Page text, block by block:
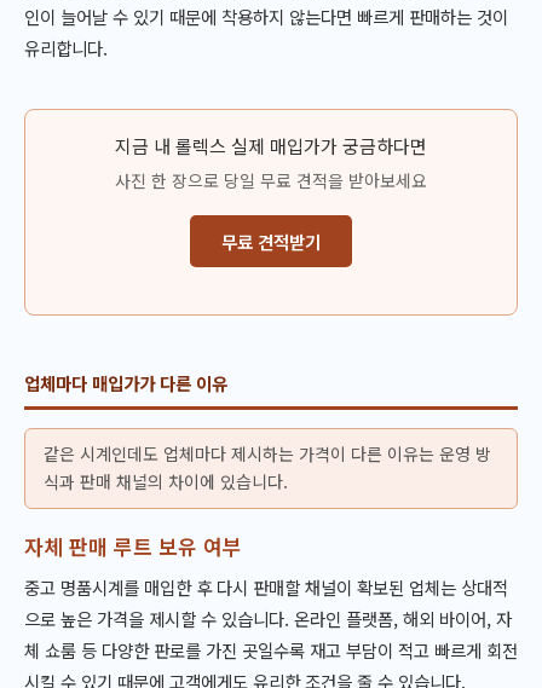
인이 늘어날 수 있기 때문에 착용하지 않는다면 빠르게 판매하는 것이
유리합니다.
지금 내 롤렉스 실제 매입가가 궁금하다면
사진 한 장으로 당일 무료 견적을 받아보세요
무료 견적받기
업체마다 매입가가 다른 이유
같은 시계인데도 업체마다 제시하는 가격이 다른 이유는 운영 방
식과 판매 채널의 차이에 있습니다.
자체 판매 루트 보유 여부
중고 명품시계를 매입한 후 다시 판매할 채널이 확보된 업체는 상대적
으로 높은 가격을 제시할 수 있습니다. 온라인 플랫폼, 해외 바이어, 자
체 쇼룸 등 다양한 판로를 가진 곳일수록 재고 부담이 적고 빠르게 회전
시킬 수 있기 때문에 고객에게도 유리한 조건을 줄 수 있습니다.